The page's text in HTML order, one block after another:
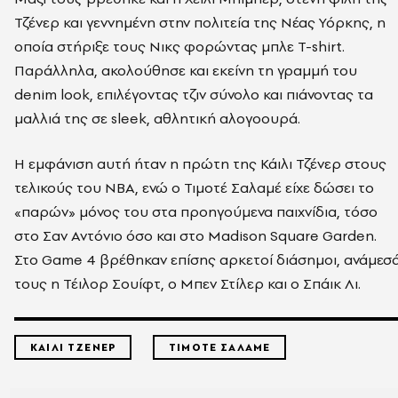
Τζένερ και γεννημένη στην πολιτεία της Νέας Υόρκης, η
οποία στήριξε τους Νικς φορώντας μπλε T-shirt.
Παράλληλα, ακολούθησε και εκείνη τη γραμμή του
denim look, επιλέγοντας τζιν σύνολο και πιάνοντας τα
μαλλιά της σε sleek, αθλητική αλογοουρά.
Η εμφάνιση αυτή ήταν η πρώτη της Κάιλι Τζένερ στους
τελικούς του NBA, ενώ ο Τιμοτέ Σαλαμέ είχε δώσει το
«παρών» μόνος του στα προηγούμενα παιχνίδια, τόσο
στο Σαν Αντόνιο όσο και στο Madison Square Garden.
Στο Game 4 βρέθηκαν επίσης αρκετοί διάσημοι,
τους η Τέιλορ Σουίφτ, ο Μπεν Στίλερ και ο Σπάικ Λι.
ΚΑΙΛΙ ΤΖΕΝΕΡ ΤΙΜΟΤΕ ΣΑΛΑΜΕ